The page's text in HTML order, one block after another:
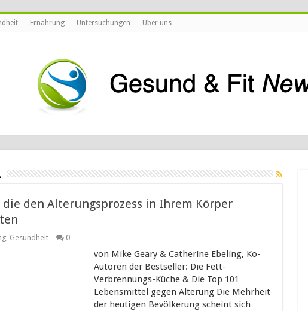
Ernährung Untersuchungen Über uns
den Alterungsprozess in Ihrem Körper
, Gesundheit 0
von Mike Geary & Catherine Ebeling, Ko-
Autoren der Bestseller: Die Fett-
Verbrennungs-Küche & Die Top 101
Lebensmittel gegen Alterung Die Mehrheit
der heutigen Bevölkerung scheint sich